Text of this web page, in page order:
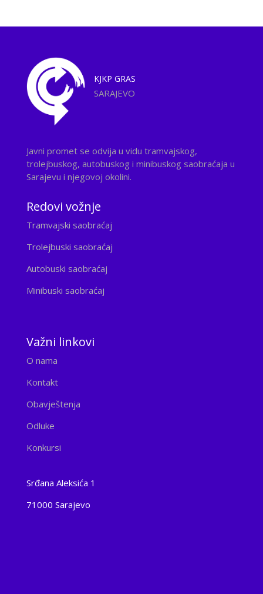
KJKP GRAS
SARAJEVO
Javni promet se odvija u vidu tramvajskog,
trolejbuskog, autobuskog i minibuskog saobraćaja u
Sarajevu i njegovoj okolini.
Redovi vožnje
Tramvajski saobraćaj
Trolejbuski saobraćaj
Autobuski saobraćaj
Minibuski saobraćaj
Važni linkovi
O nama
Kontakt
Obavještenja
Odluke
Konkursi
Srđana Aleksića 1
71000 Sarajevo